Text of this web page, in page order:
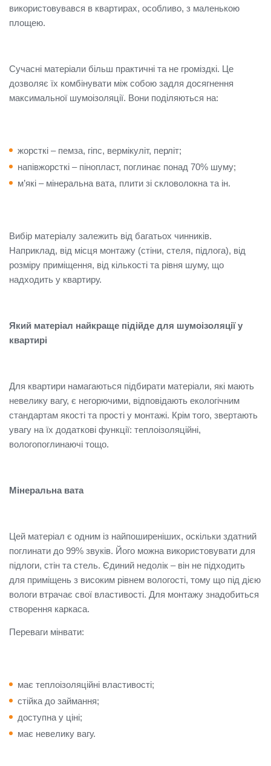
використовувався в квартирах, особливо, з маленькою
площею.
Сучасні матеріали більш практичні та не громіздкі. Це
дозволяє їх комбінувати між собою задля досягнення
максимальної шумоізоляції. Вони поділяються на:
жорсткі – пемза, гіпс, вермікуліт, перліт;
напівжорсткі – пінопласт, поглинає понад 70% шуму;
м’які – мінеральна вата, плити зі скловолокна та ін.
Вибір матеріалу залежить від багатьох чинників.
Наприклад, від місця монтажу (стіни, стеля, підлога), від
розміру приміщення, від кількості та рівня шуму, що
надходить у квартиру.
Який матеріал найкраще підійде для шумоізоляції у
квартирі
Для квартири намагаються підбирати матеріали, які мають
невелику вагу, є негорючими, відповідають екологічним
стандартам якості та прості у монтажі. Крім того, звертають
увагу на їх додаткові функції: теплоізоляційні,
вологопоглинаючі тощо.
Мінеральна вата
Цей матеріал є одним із найпоширеніших, оскільки здатний
поглинати до 99% звуків. Його можна використовувати для
підлоги, стін та стель. Єдиний недолік – він не підходить
для приміщень з високим рівнем вологості, тому що під дією
вологи втрачає свої властивості. Для монтажу знадобиться
створення каркаса.
Переваги мінвати:
має теплоізоляційні властивості;
стійка до займання;
доступна у ціні;
має невелику вагу.